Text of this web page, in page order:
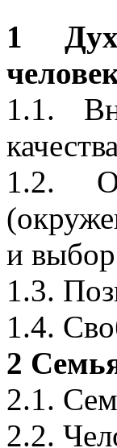
1
1.1.
1.2.
и
1.3.
1.4.
2
2.1.
2.2.